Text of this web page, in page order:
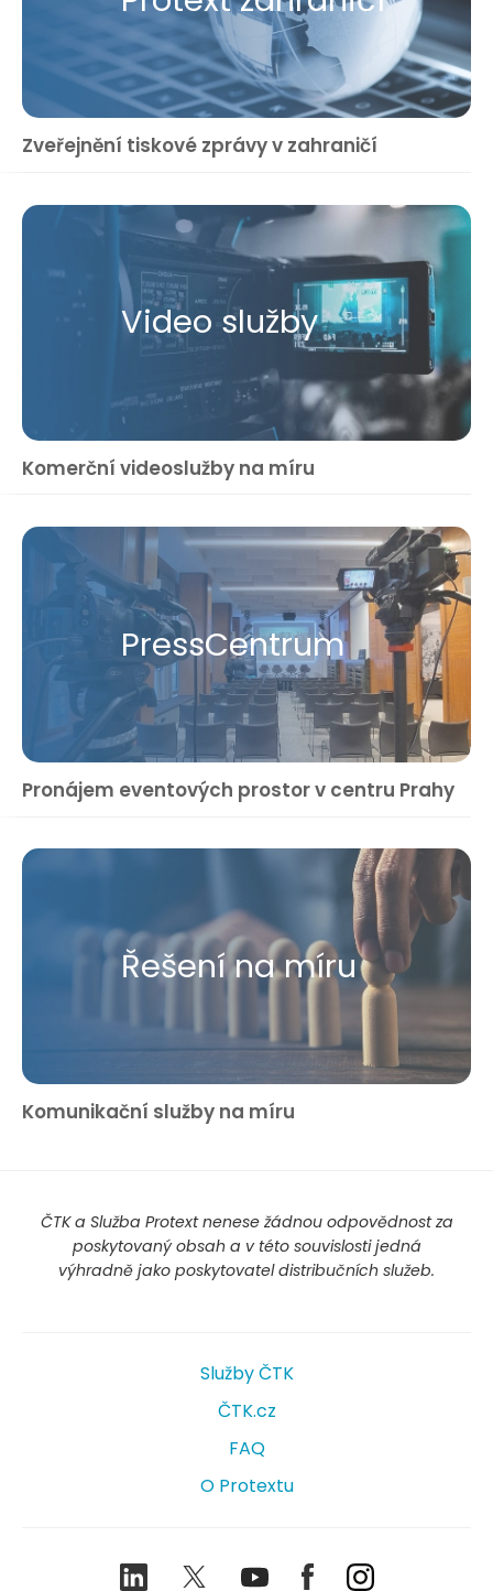
Zveřejnění tiskové zprávy v zahraničí
Video služby
Komerční videoslužby na míru
Press​Centrum
Pronájem eventových prostor v centru Prahy
Řešení na míru
Komunikační služby na míru
ČTK a Služba Protext nenese žádnou odpovědnost za
poskytovaný obsah a v této souvislosti jedná
výhradně jako poskytovatel distribučních služeb.
Služby ČTK
ČTK.cz
FAQ
O Protextu
LinkedIn TwitterYoutubeFacebookInstagram